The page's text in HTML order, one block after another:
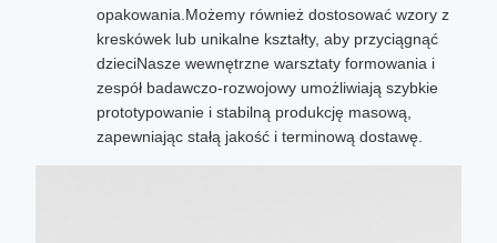
opakowania.Możemy również dostosować wzory z
kreskówek lub unikalne kształty, aby przyciągnąć
dzieciNasze wewnętrzne warsztaty formowania i
zespół badawczo-rozwojowy umożliwiają szybkie
prototypowanie i stabilną produkcję masową,
zapewniając stałą jakość i terminową dostawę.